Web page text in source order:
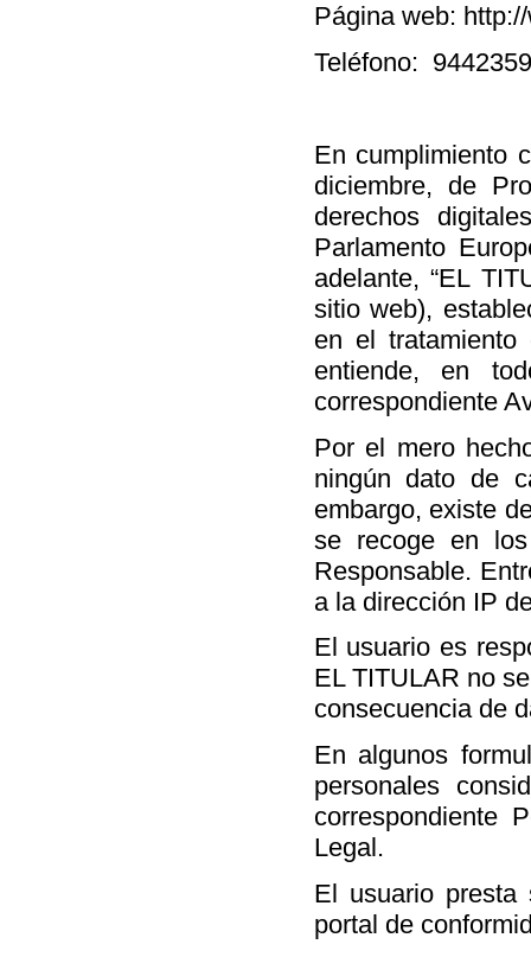
Página web:
Teléfono:
En cumplimiento
diciembre, de
derechos
Parlamento
adelante, “EL
sitio web),
en el
entiende, en
correspondiente
Por el mero
ningún dato de
embargo, existe
se recoge en
Responsable.
a la dirección IP
El usuario es
EL TITULAR no
consecuencia de
En algunos
personales
correspondiente
Legal.
El usuario
portal de